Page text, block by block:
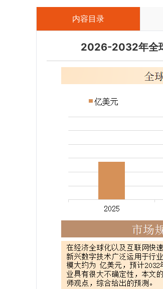
内容目录
2026-2032年全